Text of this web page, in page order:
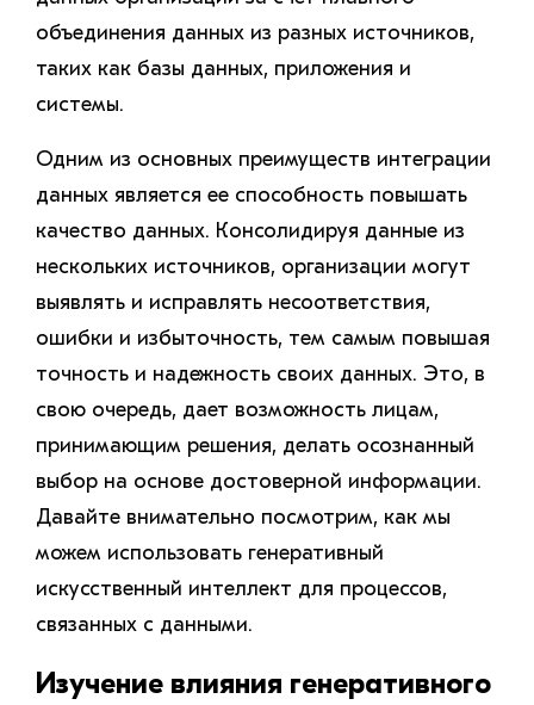
объединения данных из разных источников,
таких как базы данных, приложения и
системы.
Одним из основных преимуществ интеграции
данных является ее способность повышать
качество данных. Консолидируя данные из
нескольких источников, организации могут
выявлять и исправлять несоответствия,
ошибки и избыточность, тем самым повышая
точность и надежность своих данных. Это, в
свою очередь, дает возможность лицам,
принимающим решения, делать осознанный
выбор на основе достоверной информации.
Давайте внимательно посмотрим, как мы
можем использовать генеративный
искусственный интеллект для процессов,
связанных с данными.
Изучение влияния генеративного